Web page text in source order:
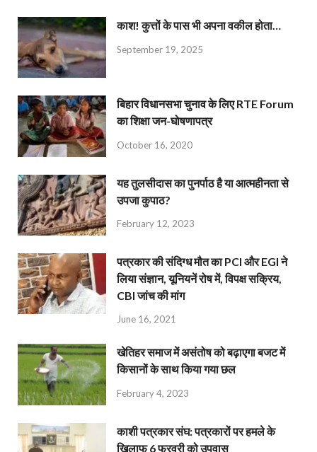
काश! कुत्तों के पास भी अपना वकील होता…
September 19, 2025
बिहार विधानसभा चुनाव के लिए RTE Forum
का शिक्षा जन-घोषणापत्र
October 16, 2020
यह तुलसीदास का पुनर्पाठ है या आत्महीनता से
उपजा कुपाठ?
February 12, 2023
पत्रकार की संदिग्ध मौत का PCI और EGI ने
लिया संज्ञान, यूनियनें रोष में, विपक्ष सक्रिय,
CBI जांच की मांग
June 16, 2021
खेतिहर समाज में असंतोष को बढ़ाएगा बजट में
किसानों के साथ किया गया छल
February 4, 2023
काशी पत्रकार संघ: पत्रकारों पर हमले के
खिलाफ 6 फरवरी को उपवास